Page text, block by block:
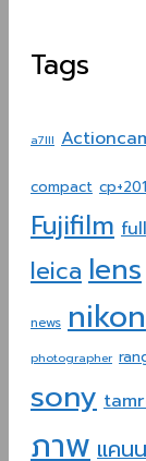
Tags
a7III
compact
Fujifilm
leica lens
news nikon
photographer
sony
ภาพ แคน